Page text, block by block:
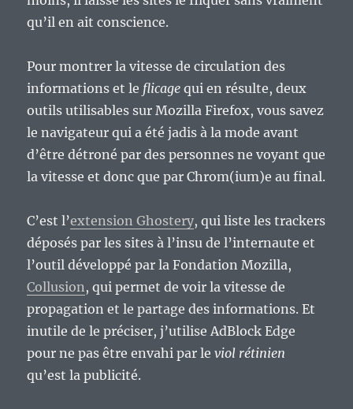
qu’il en ait conscience.
Pour montrer la vitesse de circulation des
informations et le flicage qui en résulte, deux
outils utilisables sur Mozilla Firefox, vous savez
le navigateur qui a été jadis à la mode avant
d’être détroné par des personnes ne voyant que
la vitesse et donc que par Chrom(ium)e au final.
C’est l’extension Ghostery, qui liste les trackers
déposés par les sites à l’insu de l’internaute et
l’outil développé par la Fondation Mozilla,
Collusion, qui permet de voir la vitesse de
propagation et le partage des informations. Et
inutile de le préciser, j’utilise AdBlock Edge
pour ne pas être envahi par leviol rétinien
qu’est la publicité.